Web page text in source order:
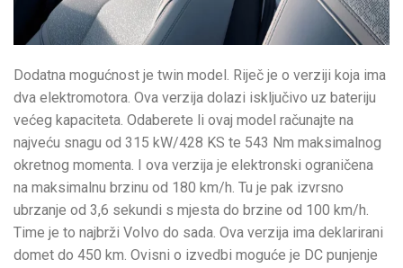
Dodatna mogućnost je twin model. Riječ je o verziji koja ima
dva elektromotora. Ova verzija dolazi isključivo uz bateriju
većeg kapaciteta. Odaberete li ovaj model računajte na
najveću snagu od 315 kW/428 KS te 543 Nm maksimalnog
okretnog momenta. I ova verzija je elektronski ograničena
na maksimalnu brzinu od 180 km/h. Tu je pak izvrsno
ubrzanje od 3,6 sekundi s mjesta do brzine od 100 km/h.
Time je to najbrži Volvo do sada. Ova verzija ima deklarirani
domet do 450 km. Ovisni o izvedbi moguće je DC punjenje